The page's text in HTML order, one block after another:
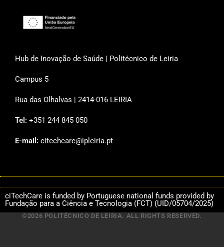
Hub de Inovação de Saúde | Politécnico de Leiria
Campus 5
Rua das Olhalvas | 2414-016 LEIRIA
Tel: +351 244 845 050
E-mail: citechcare@ipleiria.pt
ciTechCare is funded by Portuguese national funds provided by
Fundação para a Ciência e Tecnologia (FCT) (UID/05704/2025)
©2026 POLITÉCNICO DE LEIRIA. ALL RIGHTS RESERVED.